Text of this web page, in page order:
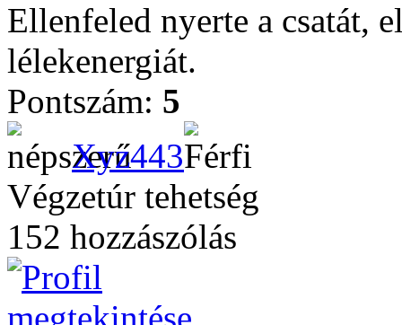
Ellenfeled nyerte a csatát,
lélekenergiát.
Pontszám: 5
Xyz443
Végzetúr tehetség
152 hozzászólás